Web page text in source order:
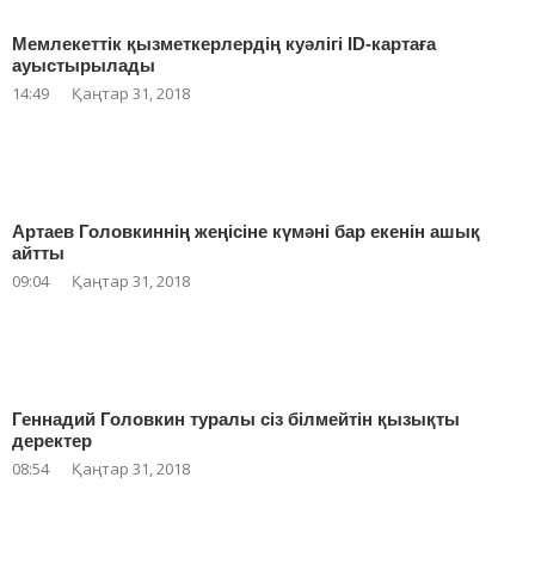
Мемлекеттік қызметкерлердің куәлігі ID-картаға
ауыстырылады
14:49 Қаңтар 31, 2018
Артаев Головкиннің жеңісіне күмәні бар екенін ашық
айтты
09:04 Қаңтар 31, 2018
Геннадий Головкин туралы сіз білмейтін қызықты
деректер
08:54 Қаңтар 31, 2018